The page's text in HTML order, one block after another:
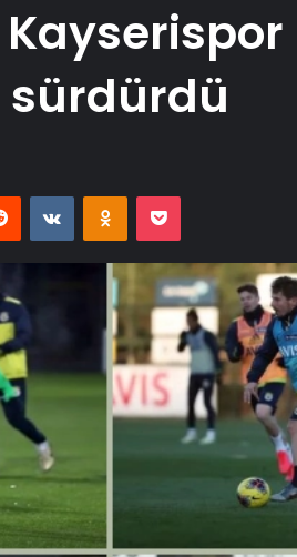
sürdürdü
Reddit VKontakteOdnoklassniki
Pocket